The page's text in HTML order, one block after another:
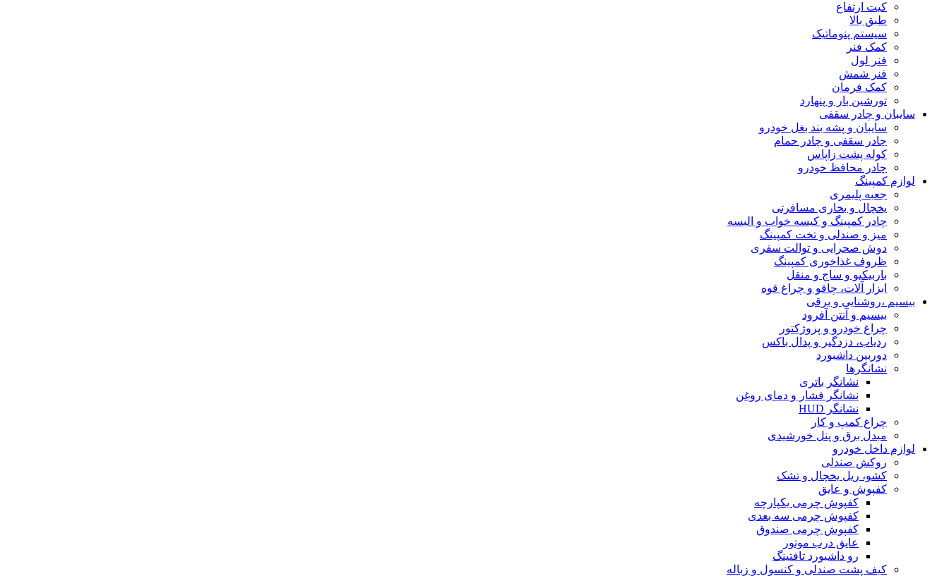
کیت ارتفاع
طبق بالا
سیستم پنوماتیک
کمک فنر
فنر لول
فنر شمش
کمک فرمان
تورشین بار و پنهارد
سایبان و چادر سقفی
سایبان و پشه بند بغل خودرو
چادر سقفی و چادر حمام
کوله پشت زاپاس
چادر محافظ خودرو
لوازم کمپینگ
جعبه پلیمری
یخچال و بخاری مسافرتی
چادر کمپینگ و کیسه خواب و البسه
میز و صندلی و تخت کمپینگ
دوش صحرایی و توالت سفری
ظروف غذاخوری کمپینگ
باربیکیو و ساج و منقل
ابزار آلات، چاقو و چراغ قوه
بیسیم ،روشنایی و برقی
بیسیم و آنتن آفرود
چراغ خودرو و پروژکتور
ردیاب، دزدگیر و پدال باکس
دوربین داشبورد
نشانگرها
نشانگر باتری
نشانگر فشار و دمای روغن
نشانگر HUD
چراغ کمپ و کار
مبدل برق و پنل خورشیدی
لوازم داخل خودرو
روکش صندلی
کشو، ریل یخچال و تشک
کفپوش و عایق
کفپوش چرمی یکپارچه
کفپوش چرمی سه بعدی
کفپوش چرمی صندوق
عایق درب موتور
رو داشبورد تافتینگ
کیف پشت صندلی و کنسول و زباله